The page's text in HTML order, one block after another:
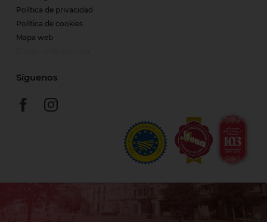
Política de privacidad
Política de cookies
Mapa web
Síguenos